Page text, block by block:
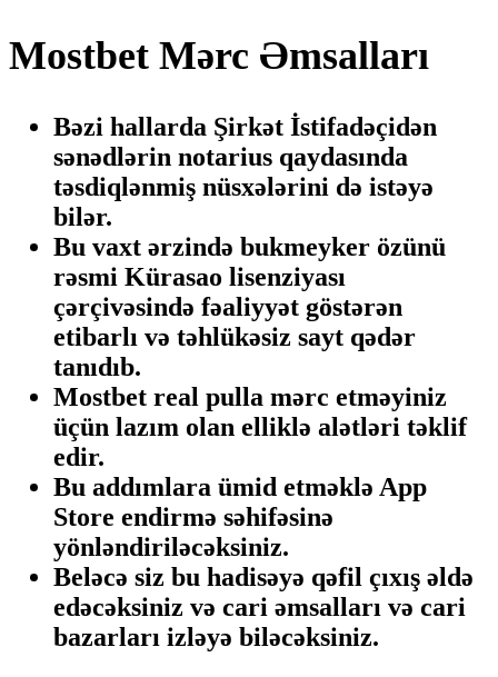
Mostbet Mərc Əmsalları
Bəzi hallarda Şirkət İstifadəçidən
sənədlərin notarius qaydasında
təsdiqlənmiş nüsxələrini də istəyə
bilər.
Bu vaxt ərzində bukmeyker özünü
rəsmi Kürasao lisenziyası
çərçivəsində fəaliyyət göstərən
etibarlı və təhlükəsiz sayt qədər
tanıdıb.
Mostbet real pulla mərc etməyiniz
üçün lazım olan elliklə alətləri təklif
edir.
Bu addımlara ümid etməklə App
Store endirmə səhifəsinə
yönləndiriləcəksiniz.
Beləcə siz bu hadisəyə qəfil çıxış əldə
edəcəksiniz və cari əmsalları və cari
bazarları izləyə biləcəksiniz.